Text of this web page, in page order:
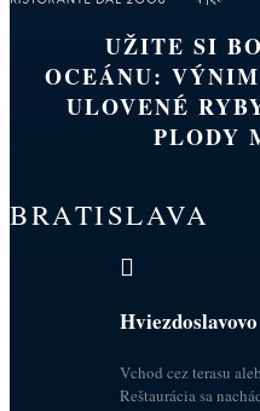
UŽITE SI
OCEÁNU:
ULOVENÉ
PLODY
BRATISLAVA

Vchod cez terasu
Reštaurácia sa